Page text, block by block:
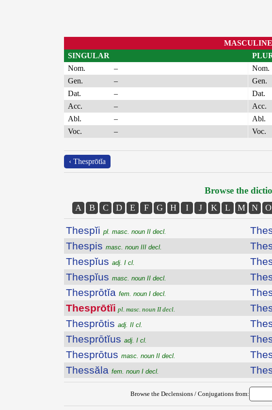
MASCULINE
SINGULAR
Nom.
–
Gen.
–
Dat.
–
Acc.
–
Abl.
–
Voc.
–
Nom.
Gen.
Dat.
Acc.
Abl.
Voc.
‹ Thesprōtĭa
Browse the
A B C D E F G H I J K L M N O
Thespĭi pl. masc. noun II decl.
Thespis masc. noun III decl.
Thespĭus adj. I cl.
Thespĭus masc. noun II decl.
Thesprōtĭa fem. noun I decl.
Thesprōtĭi pl. masc. noun II decl.
Thesprōtis adj. II cl.
Thesprōtĭus adj. I cl.
Thesprōtus masc. noun II decl.
Thessăla fem. noun I decl.
Browse the Declensions / Conjugations from: